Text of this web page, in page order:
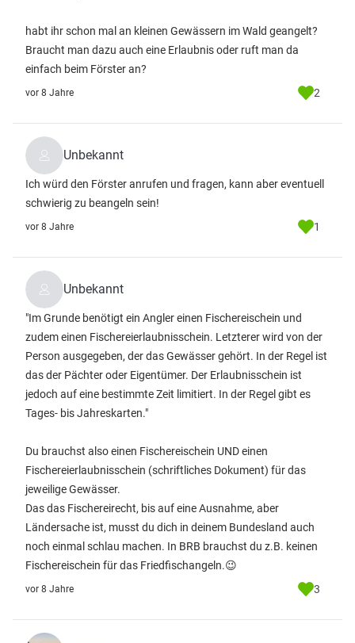
habt ihr schon mal an kleinen Gewässern im Wald geangelt?
Braucht man dazu auch eine Erlaubnis oder ruft man da
einfach beim Förster an?
vor 8 Jahre 2
Unbekannt
Ich würd den Förster anrufen und fragen, kann aber eventuell
schwierig zu beangeln sein!
vor 8 Jahre 1
Unbekannt
"Im Grunde benötigt ein Angler einen Fischereischein und
zudem einen Fischereierlaubnisschein. Letzterer wird von der
Person ausgegeben, der das Gewässer gehört. In der Regel ist
das der Pächter oder Eigentümer. Der Erlaubnisschein ist
jedoch auf eine bestimmte Zeit limitiert. In der Regel gibt es
Tages- bis Jahreskarten."
Du brauchst also einen Fischereischein UND einen
Fischereierlaubnisschein (schriftliches Dokument) für das
jeweilige Gewässer.
Das das Fischereirecht, bis auf eine Ausnahme, aber
Ländersache ist, musst du dich in deinem Bundesland auch
noch einmal schlau machen. In BRB brauchst du z.B. keinen
Fischereischein für das Friedfischangeln.😉
vor 8 Jahre 3